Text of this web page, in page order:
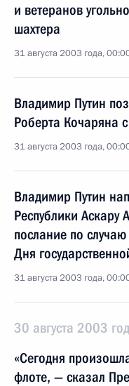
и ветеранов
шахтера
31 августа 2003 года,
Владимир Путин
Роберта Кочаряна
31 августа 2003 года,
Владимир Путин
Республики Аскару
послание по
Дня
31 августа 2003 года,
30 августа 2003
«Сегодня
флоте, — сказал